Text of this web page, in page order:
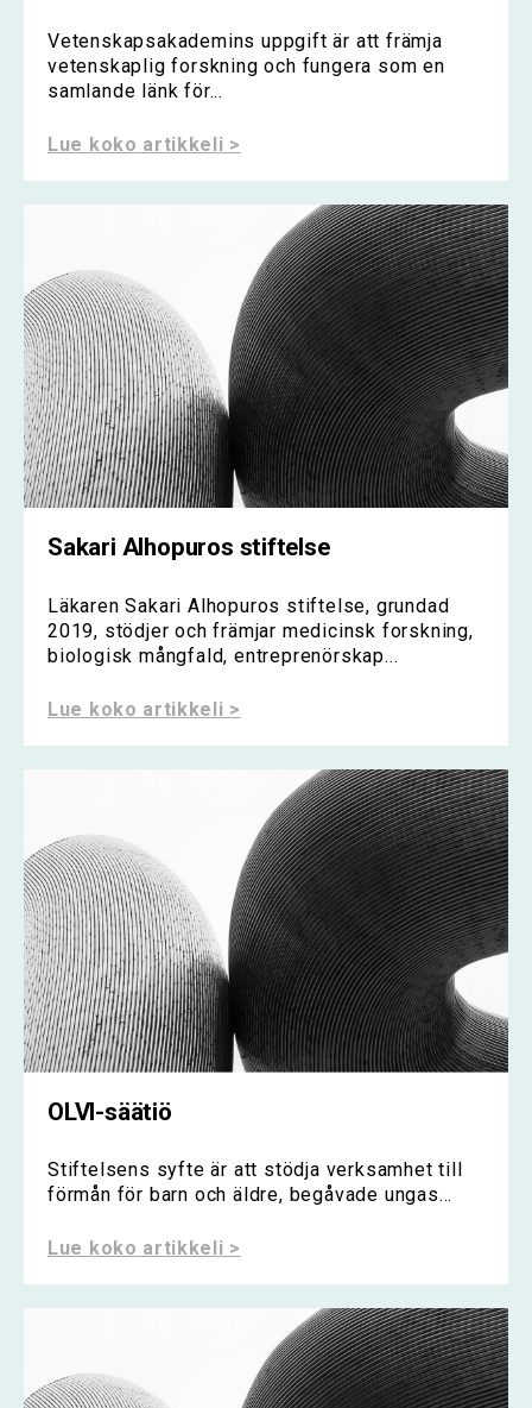
Vetenskapsakademins uppgift är att främja
vetenskaplig forskning och fungera som en
samlande länk för...
Lue koko artikkeli >
Sakari Alhopuros stiftelse
Läkaren Sakari Alhopuros stiftelse, grundad
2019, stödjer och främjar medicinsk forskning,
biologisk mångfald, entreprenörskap...
Lue koko artikkeli >
OLVI-säätiö
Stiftelsens syfte är att stödja verksamhet till
förmån för barn och äldre, begåvade ungas...
Lue koko artikkeli >